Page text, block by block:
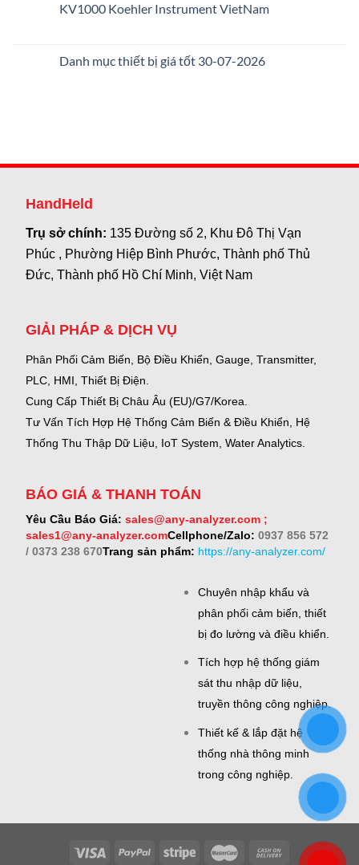
KV1000 Koehler Instrument VietNam
Danh mục thiết bị giá tốt 30-07-2026
HandHeld
Trụ sở chính: 135 Đường số 2, Khu Đô Thị Vạn
Phúc , Phường Hiệp Bình Phước, Thành phố Thủ
Đức, Thành phố Hồ Chí Minh, Việt Nam
GIẢI PHÁP & DỊCH VỤ
Phân Phối Cảm Biến, Bộ Điều Khiển, Gauge, Transmitter,
PLC, HMI, Thiết Bị Điện.
Cung Cấp Thiết Bị Châu Âu (EU)/G7/Korea.
Tư Vấn Tích Hợp Hệ Thống Cảm Biến & Điều Khiển, Hệ
Thống Thu Thập Dữ Liệu, IoT System, Water Analytics.
BÁO GIÁ & THANH TOÁN
Yêu Cầu Báo Giá: sales@any-analyzer.com ;
sales1@any-analyzer.comCellphone/Zalo: 0937 856 572
/ 0373 238 670Trang sản phẩm: https://any-analyzer.com/
Chuyên nhập khẩu và
phân phối cảm biến, thiết
bị đo lường và điều khiển.
Tích hợp hệ thống giám
sát thu nhập dữ liệu,
truyền thông công nghiệp.
Thiết kế & lắp đặt hệ
thống nhà thông minh
trong công nghiệp.